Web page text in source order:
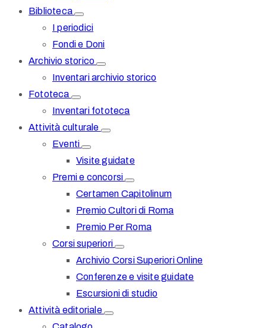
Biblioteca
I periodici
Fondi e Doni
Archivio storico
Inventari archivio storico
Fototeca
Inventari fototeca
Attività culturale
Eventi
Visite guidate
Premi e concorsi
Certamen Capitolinum
Premio Cultori di Roma
Premio Per Roma
Corsi superiori
Archivio Corsi Superiori Online
Conferenze e visite guidate
Escursioni di studio
Attività editoriale